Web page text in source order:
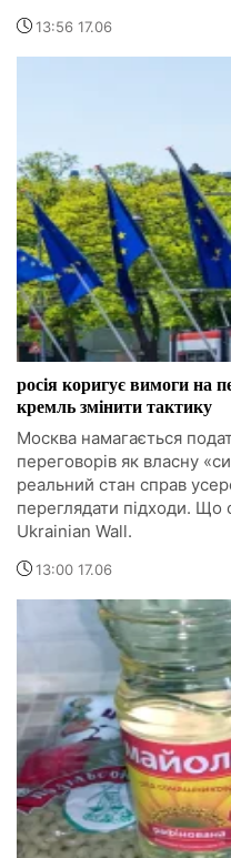
13:56 17.06
росія коригує вимоги на
кремль змінити тактику
Москва намагається
переговорів як власну
реальний стан справ
переглядати підходи.
Ukrainian Wall.
13:00 17.06